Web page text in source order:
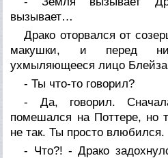
вызывает…
Драко оторвался от
макушки, и перед
ухмыляющееся лицо
- Ты что-то говорил?
- Да, говорил.
помешался на Поттере, но
не так. Ты просто влюбился.
- Что?! - Драко